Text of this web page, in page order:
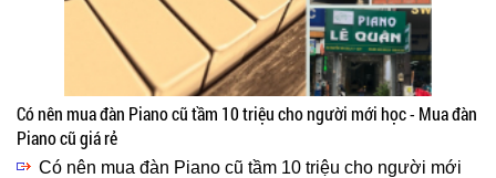
Có nên mua đàn Piano cũ tầm 10 triệu cho người mới học - Mua đàn
Piano cũ giá rẻ
Có nên mua đàn Piano cũ tầm 10 triệu cho người mới